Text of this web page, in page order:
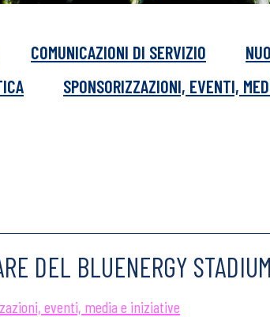
COMUNICAZIONI DI SERVIZIO
SPONSORIZZAZIONI, EVENTI,
DEL BLUENERGY
eventi, media e iniziative